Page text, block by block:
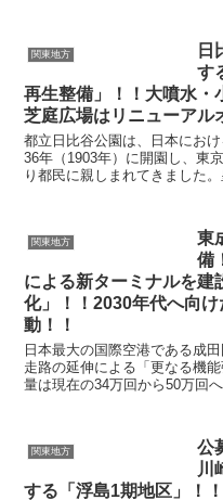
関東地方
日
す
再生整備」！！大噴水・
芝庭広場はリニューアル
都立日比谷公園は、日本にお
36年（1903年）に開園し、東
り都民に親しまれてきました
関東地方
東
備
による新ターミナルを建
化」！！2030年代へ向
動！！
日本最大の国際空港である成
走路の延伸による「更なる機
量は現在の34万回から50万回
関東地方
公
川
する「浮島1期地区」！